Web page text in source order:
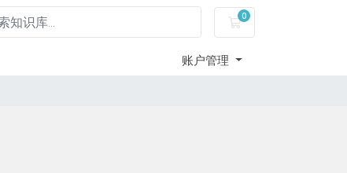
0
购物车
账户管理